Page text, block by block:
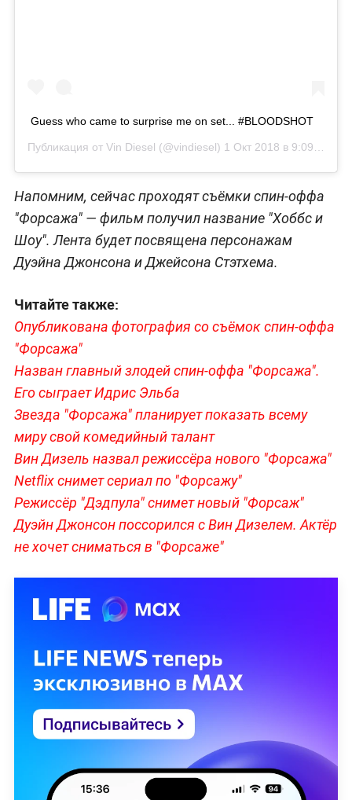
Guess who came to surprise me on set... #BLOODSHOT
Публикация от Vin Diesel (@vindiesel) 1 Окт 2018 в 9:09 PDT
Напомним, сейчас проходят съёмки спин-оффа
"Форсажа" — фильм получил название "Хоббс и
Шоу". Лента будет посвящена персонажам
Дуэйна Джонсона и Джейсона Стэтхема.
Читайте также:
Опубликована фотография со съёмок спин-оффа
"Форсажа"
Назван главный злодей спин-оффа "Форсажа".
Его сыграет Идрис Эльба
Звезда "Форсажа" планирует показать всему
миру свой комедийный талант
Вин Дизель назвал режиссёра нового "Форсажа"
Netflix снимет сериал по "Форсажу"
Режиссёр "Дэдпула" снимет новый "Форсаж"
Дуэйн Джонсон поссорился с Вин Дизелем. Актёр
не хочет сниматься в "Форсаже"